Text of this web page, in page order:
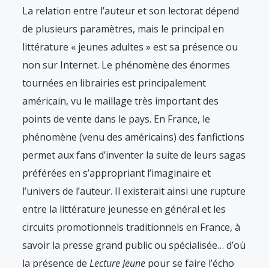
La relation entre l’auteur et son lectorat dépend
de plusieurs paramètres, mais le principal en
littérature « jeunes adultes » est sa présence ou
non sur Internet. Le phénomène des énormes
tournées en librairies est principalement
américain, vu le maillage très important des
points de vente dans le pays. En France, le
phénomène (venu des américains) des fanfictions
permet aux fans d’inventer la suite de leurs sagas
préférées en s’appropriant l’imaginaire et
l’univers de l’auteur. Il existerait ainsi une rupture
entre la littérature jeunesse en général et les
circuits promotionnels traditionnels en France, à
savoir la presse grand public ou spécialisée… d’où
la présence de Lecture Jeune pour se faire l’écho